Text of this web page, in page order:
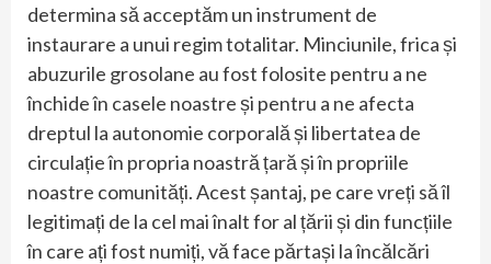
determina să acceptăm un instrument de
instaurare a unui regim totalitar. Minciunile, frica și
abuzurile grosolane au fost folosite pentru a ne
închide în casele noastre și pentru a ne afecta
dreptul la autonomie corporală și libertatea de
circulație în propria noastră țară și în propriile
noastre comunități. Acest șantaj, pe care vreți să îl
legitimați de la cel mai înalt for al țării și din funcțiile
în care ați fost numiți, vă face părtași la încălcări